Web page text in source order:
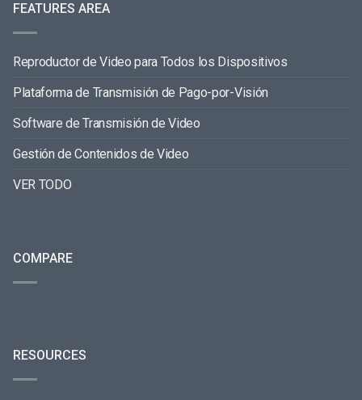
FEATURES AREA
Reproductor de Video para Todos los Dispositivos
Plataforma de Transmisión de Pago-por-Visión
Software de Transmisión de Video
Gestión de Contenidos de Video
VER TODO
COMPARE
RESOURCES